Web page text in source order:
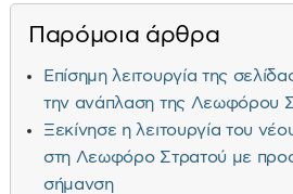
Παρόμοια άρθρα
Επίσημη λειτουργία της
την ανάπλαση της Λεωφόρου
Ξεκίνησε η λειτουργία του
στη Λεωφόρο Στρατού με
σήμανση